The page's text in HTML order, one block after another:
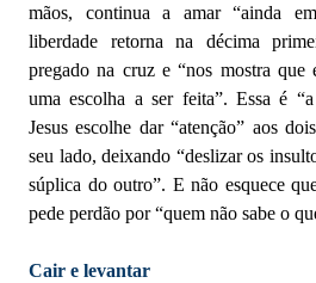
mãos, continua a amar “ainda
liberdade retorna na décima
pregado na cruz e “nos mostra que
uma escolha a ser feita”. Essa é
Jesus escolhe dar “atenção” aos
seu lado, deixando “deslizar os
súplica do outro”. E não esquece
pede perdão por “quem não sabe o
Cair e levantar